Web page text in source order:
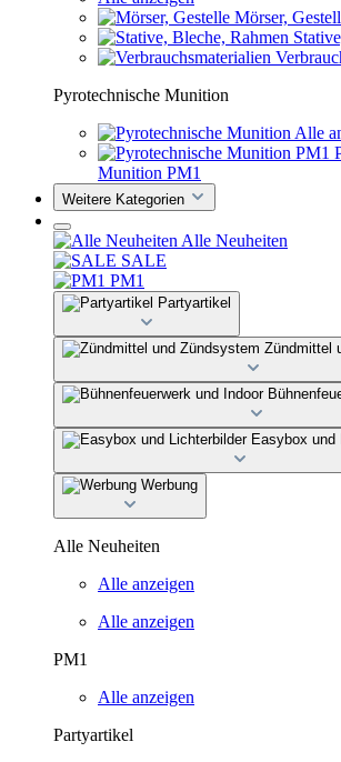
Mörser,
Pyrotechnische Munition
Alle
Munition PM1
Weitere Kategorien
Alle Neuheiten
SALE
PM1
Partyartikel
Zündmittel
Easybox und
Werbung
Alle Neuheiten
Alle anzeigen
Alle anzeigen
PM1
Alle anzeigen
Partyartikel